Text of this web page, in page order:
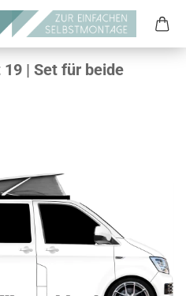
| Set für beide